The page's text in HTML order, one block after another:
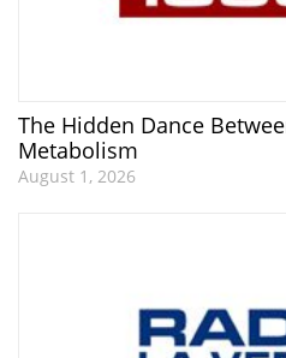
The Hidden Dance
Metabolism
August 1, 2026